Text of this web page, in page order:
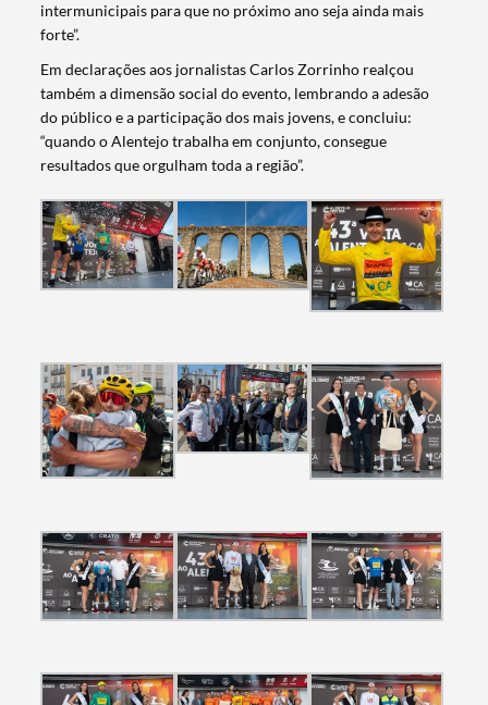
Categorias gerais
Filtros
intermunicipais para que no próximo ano seja ainda mais
forte”.
Em declarações aos jornalistas Carlos Zorrinho realçou
também a dimensão social do evento, lembrando a adesão
do público e a participação dos mais jovens, e concluiu:
“quando o Alentejo trabalha em conjunto, consegue
resultados que orgulham toda a região”.